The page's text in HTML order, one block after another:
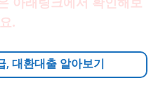
.
대환대출 알아보기